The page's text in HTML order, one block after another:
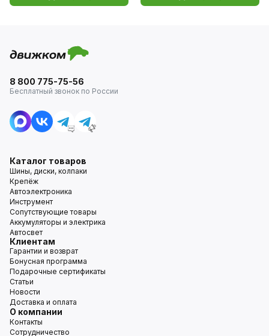
8 800 775-75-56
Бесплатный звонок по России
Каталог товаров
Шины, диски, колпаки
Крепёж
Автоэлектроника
Инструмент
Сопутствующие товары
Аккумуляторы и электрика
Автосвет
Клиентам
Гарантии и возврат
Бонусная программа
Подарочные сертификаты
Статьи
Новости
Доставка и оплата
О компании
Контакты
Сотрудничество